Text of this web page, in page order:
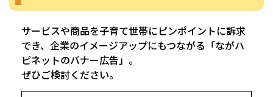
サービスや商品を子育て世帯にピンポイントに訴求
でき、企業のイメージアップにもつながる「ながハ
ピネットのバナー広告」。
ぜひご検討ください。